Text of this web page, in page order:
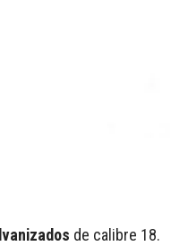
de calibre 18.